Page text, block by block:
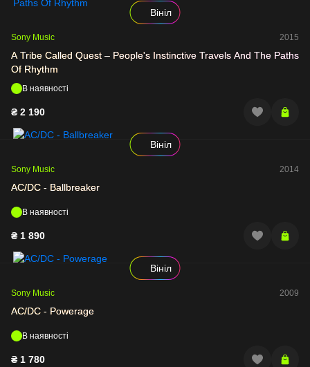
Вініл
Sony Music 2015
A Tribe Called Quest – People's Instinctive Travels And The Paths
Of Rhythm
В наявності
₴ 2 190
Вініл
Sony Music 2014
AC/DC - Ballbreaker
В наявності
₴ 1 890
Вініл
Sony Music 2009
AC/DC - Powerage
В наявності
₴ 1 780